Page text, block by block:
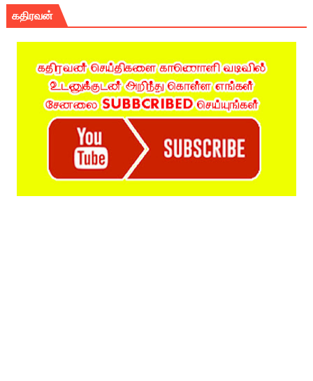
கதிரவன்